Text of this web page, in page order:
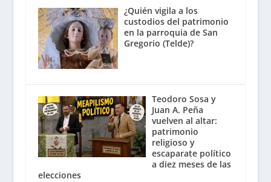
¿Quién vigila a los
custodios del patrimonio
en la parroquia de San
Gregorio (Telde)?
Teodoro Sosa y
Juan A. Peña
vuelven al altar:
patrimonio
religioso y
escaparate político
a diez meses de las
elecciones